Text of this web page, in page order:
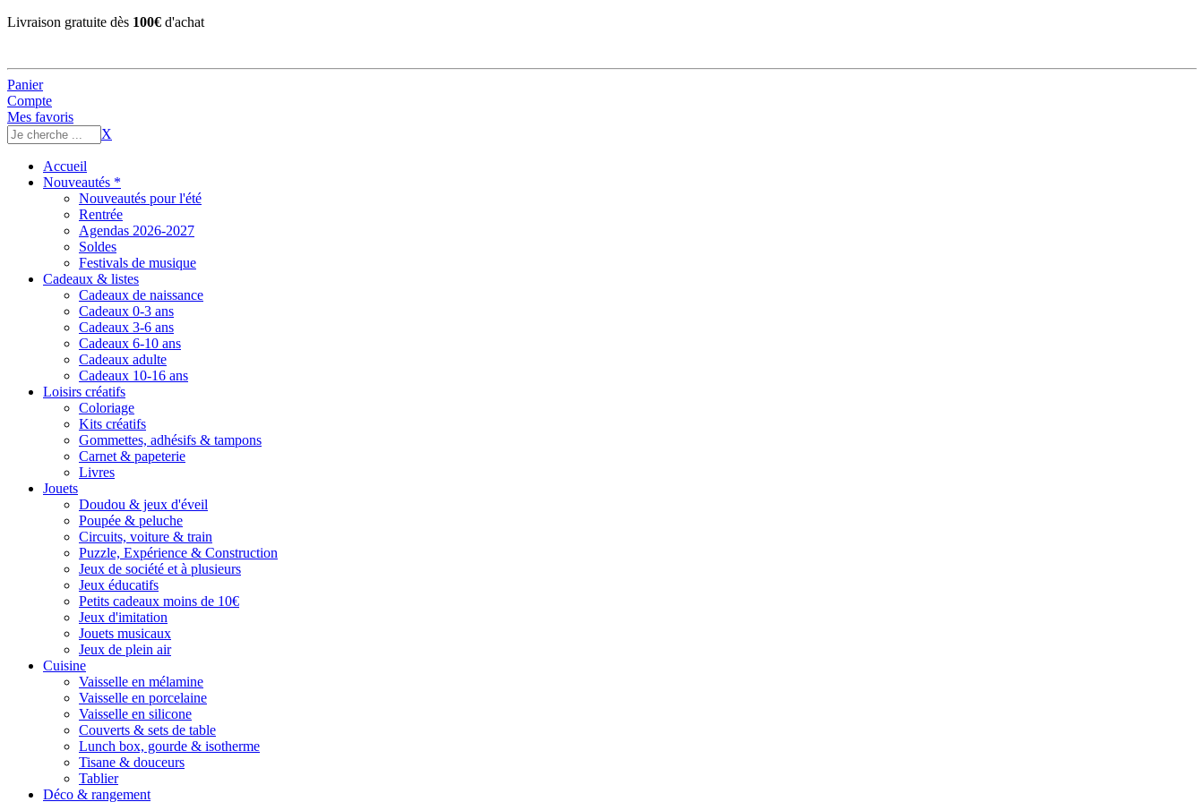
Livraison gratuite dès 100€ d'achat
Panier
Compte
Mes favoris
X
Accueil
Nouveautés *
Nouveautés pour l'été
Rentrée
Agendas 2026-2027
Soldes
Festivals de musique
Cadeaux & listes
Cadeaux de naissance
Cadeaux 0-3 ans
Cadeaux 3-6 ans
Cadeaux 6-10 ans
Cadeaux adulte
Cadeaux 10-16 ans
Loisirs créatifs
Coloriage
Kits créatifs
Gommettes, adhésifs & tampons
Carnet & papeterie
Livres
Jouets
Doudou & jeux d'éveil
Poupée & peluche
Circuits, voiture & train
Puzzle, Expérience & Construction
Jeux de société et à plusieurs
Jeux éducatifs
Petits cadeaux moins de 10€
Jeux d'imitation
Jouets musicaux
Jeux de plein air
Cuisine
Vaisselle en mélamine
Vaisselle en porcelaine
Vaisselle en silicone
Couverts & sets de table
Lunch box, gourde & isotherme
Tisane & douceurs
Tablier
Déco & rangement